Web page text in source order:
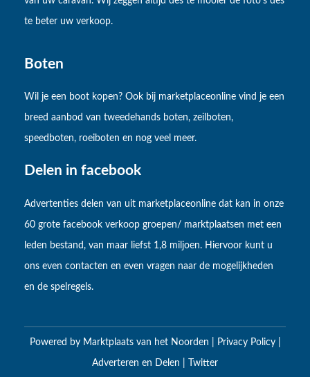
te beter uw verkoop.
Boten
Wil je een boot kopen? Ook bij marketplaceonline vind je een
breed aanbod van tweedehands boten, zeilboten,
speedboten, roeiboten en nog veel meer.
Delen in facebook
Advertenties delen van uit marketplaceonline dat kan in onze
60 grote facebook verkoop groepen/ marktplaatsen met een
leden bestand, van maar liefst 1,8 miljoen. Hiervoor kunt u
ons even contacten en even vragen naar de mogelijkheden
en de spelregels.
Powered by Marktplaats van het Noorden Privacy Policy
Adverteren en Delen Twitter